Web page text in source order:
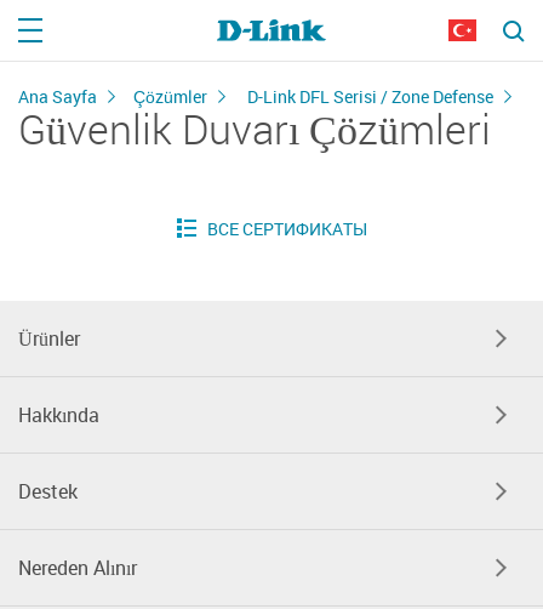
Ana Sayfa Çözümler D-Link DFL Serisi / Zone Defense
Güvenlik Duvarı Çözümleri
Ürünler
Hakkında
Destek
Nereden Alınır